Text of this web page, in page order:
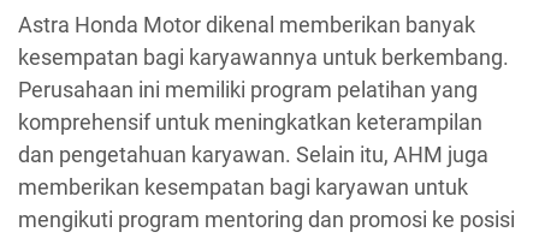
Astra Honda Motor dikenal memberikan banyak
kesempatan bagi karyawannya untuk berkembang.
Perusahaan ini memiliki program pelatihan yang
komprehensif untuk meningkatkan keterampilan
dan pengetahuan karyawan. Selain itu, AHM juga
memberikan kesempatan bagi karyawan untuk
mengikuti program mentoring dan promosi ke posisi